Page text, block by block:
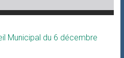
Municipal du 6 décembre